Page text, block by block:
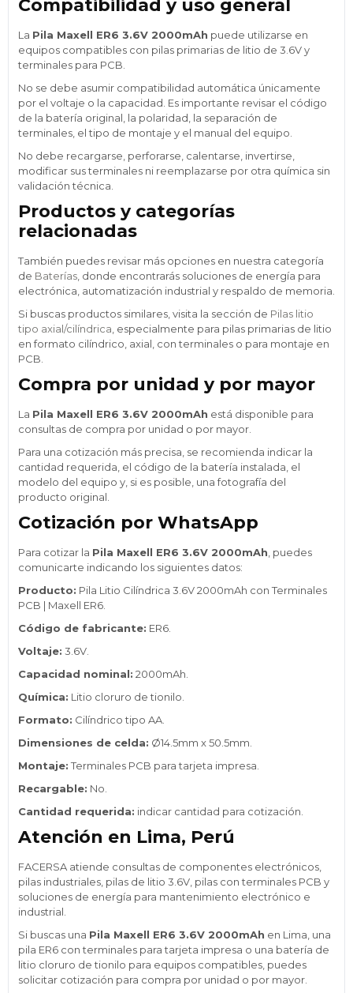
Compatibilidad y uso general
La Pila Maxell ER6 3.6V 2000mAh puede utilizarse en
equipos compatibles con pilas primarias de litio de 3.6V y
terminales para PCB.
No se debe asumir compatibilidad automática únicamente
por el voltaje o la capacidad. Es importante revisar el código
de la batería original, la polaridad, la separación de
terminales, el tipo de montaje y el manual del equipo.
No debe recargarse, perforarse, calentarse, invertirse,
modificar sus terminales ni reemplazarse por otra química sin
validación técnica.
Productos y categorías
relacionadas
También puedes revisar más opciones en nuestra categoría
de Baterías , donde encontrarás soluciones de energía para
electrónica, automatización industrial y respaldo de memoria.
Si buscas productos similares, visita la sección de Pilas litio
tipo axial/cilíndrica , especialmente para pilas primarias de litio
en formato cilíndrico, axial, con terminales o para montaje en
PCB.
Compra por unidad y por mayor
La Pila Maxell ER6 3.6V 2000mAh está disponible para
consultas de compra por unidad o por mayor.
Para una cotización más precisa, se recomienda indicar la
cantidad requerida, el código de la batería instalada, el
modelo del equipo y, si es posible, una fotografía del
producto original.
Cotización por WhatsApp
Para cotizar la Pila Maxell ER6 3.6V 2000mAh , puedes
comunicarte indicando los siguientes datos:
Producto: Pila Litio Cilíndrica 3.6V 2000mAh con Terminales
PCB | Maxell ER6.
Código de fabricante: ER6.
Voltaje: 3.6V.
Capacidad nominal: 2000mAh.
Química: Litio cloruro de tionilo.
Formato: Cilíndrico tipo AA.
Dimensiones de celda: Ø14.5mm x 50.5mm.
Montaje:Terminales PCB para tarjeta impresa.
Recargable: No.
Cantidad requerida: indicar cantidad para cotización.
Atención en Lima, Perú
FACERSA atiende consultas de componentes electrónicos,
pilas industriales, pilas de litio 3.6V, pilas con terminales PCB y
soluciones de energía para mantenimiento electrónico e
industrial.
Si buscas una Pila Maxell ER6 3.6V 2000mAh en Lima, una
pila ER6 con terminales para tarjeta impresa o una batería de
litio cloruro de tionilo para equipos compatibles, puedes
solicitar cotización para compra por unidad o por mayor.